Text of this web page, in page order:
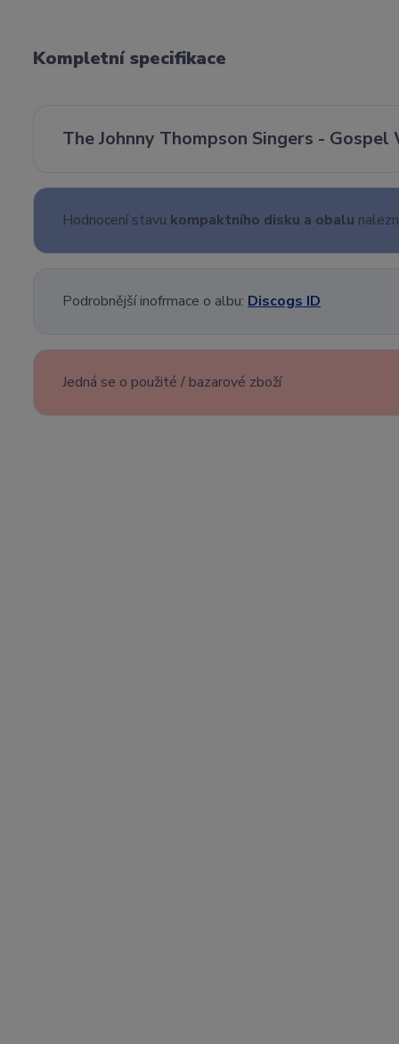
Kompletní specifikace
The Johnny Thompson Singers -
Hodnocení stavu kompaktního disku a obalu
Podrobnější inofrmace o albu: Discogs ID
Jedná se o použité / bazarové zboží